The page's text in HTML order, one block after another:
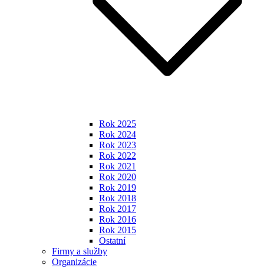
Rok 2025
Rok 2024
Rok 2023
Rok 2022
Rok 2021
Rok 2020
Rok 2019
Rok 2018
Rok 2017
Rok 2016
Rok 2015
Ostatní
Firmy a služby
Organizácie